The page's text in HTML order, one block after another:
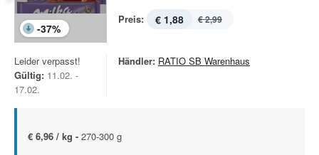
-37%
Preis: € 1,88 € 2,99
Leider verpasst!
Gültig: 11.02. -
17.02.
Händler: RATIO SB Warenhaus
€ 6,96 / kg - 270-300 g